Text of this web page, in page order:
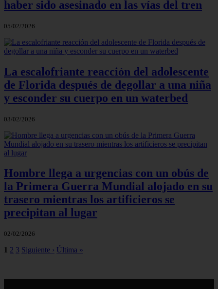
haber sido asesinado en las vías del tren
05/02/2026
La escalofriante reacción del adolescente
de Florida después de degollar a una niña
y esconder su cuerpo en un waterbed
03/02/2026
Hombre llega a urgencias con un obús de
la Primera Guerra Mundial alojado en su
trasero mientras los artificieros se
precipitan al lugar
02/02/2026
1 2 3 Siguiente › Última »